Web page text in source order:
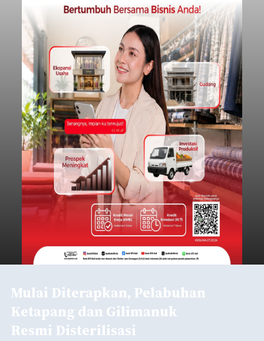
Mulai Diterapkan, Pelabuhan
Ketapang dan Gilimanuk
Resmi Disterilisasi